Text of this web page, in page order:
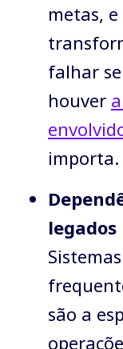
metas,
falhar
houver
importa.
legados
são a